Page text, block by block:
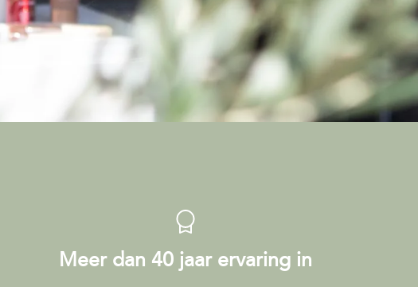
Meer dan 40 jaar ervaring in